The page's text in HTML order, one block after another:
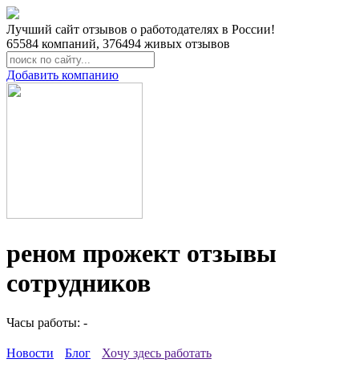
Лучший сайт отзывов о работодателях в России!
65584 компаний, 376494 живых отзывов
Добавить компанию
реном прожект отзывы
сотрудников
Часы работы: -
Новости Блог Хочу здесь работать